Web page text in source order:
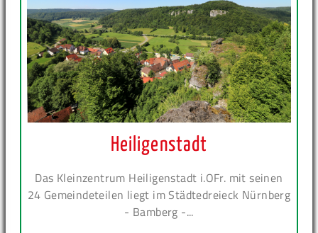
Heiligenstadt
Das Kleinzentrum Heiligenstadt i.OFr. mit seinen
24 Gemeindeteilen liegt im Städtedreieck Nürnberg
- Bamberg -...